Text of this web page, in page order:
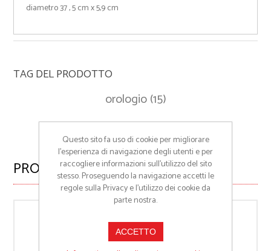
diametro 37 , 5 cm x 5,9 cm
TAG DEL PRODOTTO
orologio(15)
PRODOTTI CORRELATI
Questo sito fa uso di cookie per migliorare
l’esperienza di navigazione degli utenti e per
raccogliere informazioni sull’utilizzo del sito
stesso. Proseguendo la navigazione accetti le
regole sulla Privacy e l'utilizzo dei cookie da
parte nostra.
ACCETTO